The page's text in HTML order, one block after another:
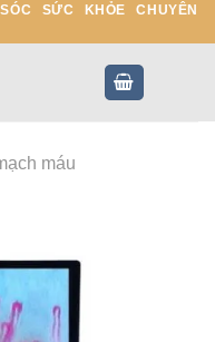
SỨC KHỎE CHUYÊN
máu